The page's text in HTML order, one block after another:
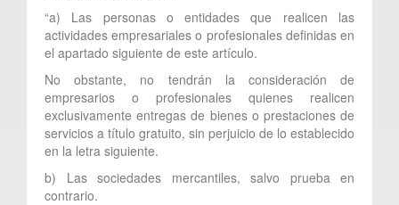
“a) Las personas o entidades que realicen las
actividades empresariales o profesionales definidas en
el apartado siguiente de este artículo.
No obstante, no tendrán la consideración de
empresarios o profesionales quienes realicen
exclusivamente entregas de bienes o prestaciones de
servicios a título gratuito, sin perjuicio de lo establecido
en la letra siguiente.
b) Las sociedades mercantiles, salvo prueba en
contrario.